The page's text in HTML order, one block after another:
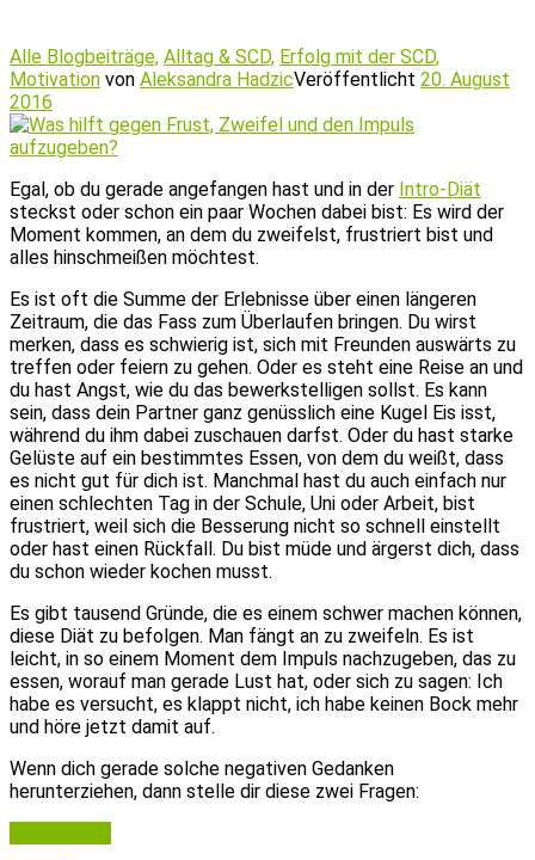
Alle Blogbeiträge, Alltag & SCD, Erfolg mit der SCD,
Motivation von Aleksandra HadzicVeröffentlicht 20. August
2016
Egal, ob du gerade angefangen hast und in der Intro-Diät
steckst oder schon ein paar Wochen dabei bist: Es wird der
Moment kommen, an dem du zweifelst, frustriert bist und
alles hinschmeißen möchtest.
Es ist oft die Summe der Erlebnisse über einen längeren
Zeitraum, die das Fass zum Überlaufen bringen. Du wirst
merken, dass es schwierig ist, sich mit Freunden auswärts zu
treffen oder feiern zu gehen. Oder es steht eine Reise an und
du hast Angst, wie du das bewerkstelligen sollst. Es kann
sein, dass dein Partner ganz genüsslich eine Kugel Eis isst,
während du ihm dabei zuschauen darfst. Oder du hast starke
Gelüste auf ein bestimmtes Essen, von dem du weißt, dass
es nicht gut für dich ist. Manchmal hast du auch einfach nur
einen schlechten Tag in der Schule, Uni oder Arbeit, bist
frustriert, weil sich die Besserung nicht so schnell einstellt
oder hast einen Rückfall. Du bist müde und ärgerst dich, dass
du schon wieder kochen musst.
Es gibt tausend Gründe, die es einem schwer machen können,
diese Diät zu befolgen. Man fängt an zu zweifeln. Es ist
leicht, in so einem Moment dem Impuls nachzugeben, das zu
essen, worauf man gerade Lust hat, oder sich zu sagen: Ich
habe es versucht, es klappt nicht, ich habe keinen Bock mehr
und höre jetzt damit auf.
Wenn dich gerade solche negativen Gedanken
herunterziehen, dann stelle dir diese zwei Fragen: